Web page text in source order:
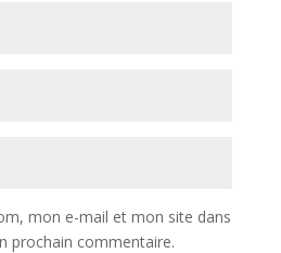
mon e-mail et mon site dans
prochain commentaire.